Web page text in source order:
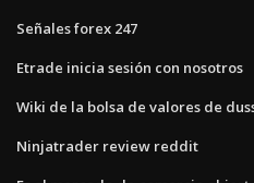
Señales forex 247
Etrade inicia sesión con nosotros
Wiki de la bolsa de valores de
Ninjatrader review reddit